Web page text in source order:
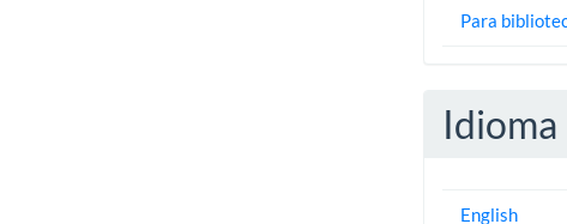
Para
Idioma
English